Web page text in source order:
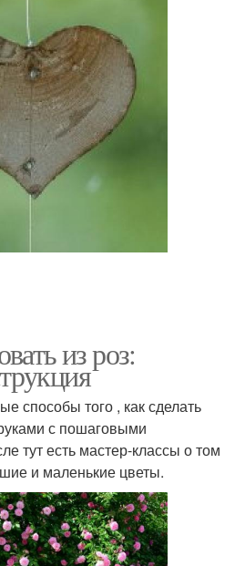
из роз:
способы того , как сделать
с пошаговыми
тут есть мастер-классы о том
и маленькие цветы.